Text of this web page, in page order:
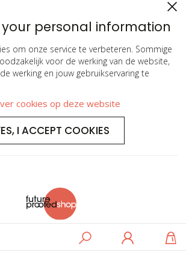
personal information
om onze service te verbeteren. Sommige
voor de werking van de website,
werking en jouw gebruikservaring te
cookies op deze website
I ACCEPT COOKIES
Zoeken